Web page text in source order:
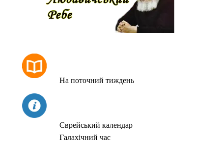
На поточний тиждень
Єврейський календар
Галахічний час